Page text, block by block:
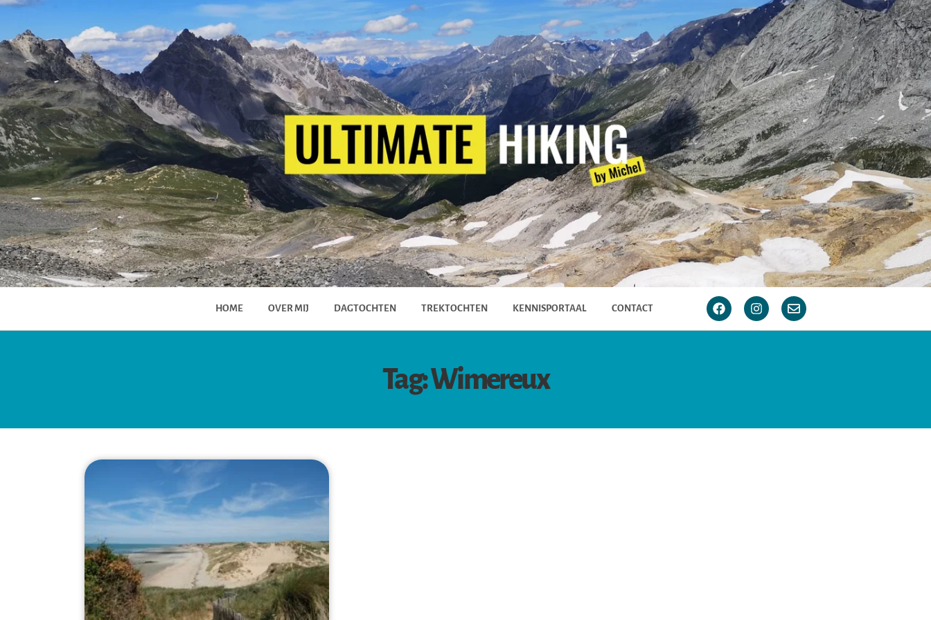
HOME OVER MIJ DAGTOCHTEN TREKTOCHTEN KENNISPORTAAL CONTACT
Tag: Wimereux